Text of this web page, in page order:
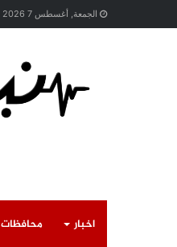
الجمعة, أغسطس 7 2026
اخبار محافظات